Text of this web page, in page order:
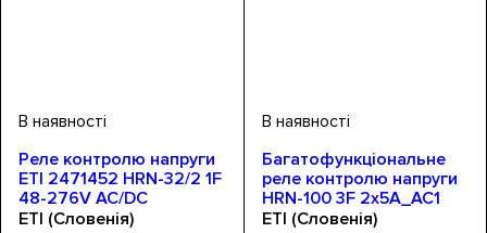
Реле контролю напруги
ETI 2471452 HRN-32/2 1F
48-276V AC/DC
2x16A_AC1
ETI (Словенія)
Багатофункціональне
реле контролю напруги
HRN-100 3F 2x5A_AC1
2470303
ETI (Словенія)